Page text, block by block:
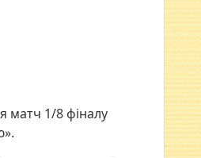
матч 1/8 фіналу